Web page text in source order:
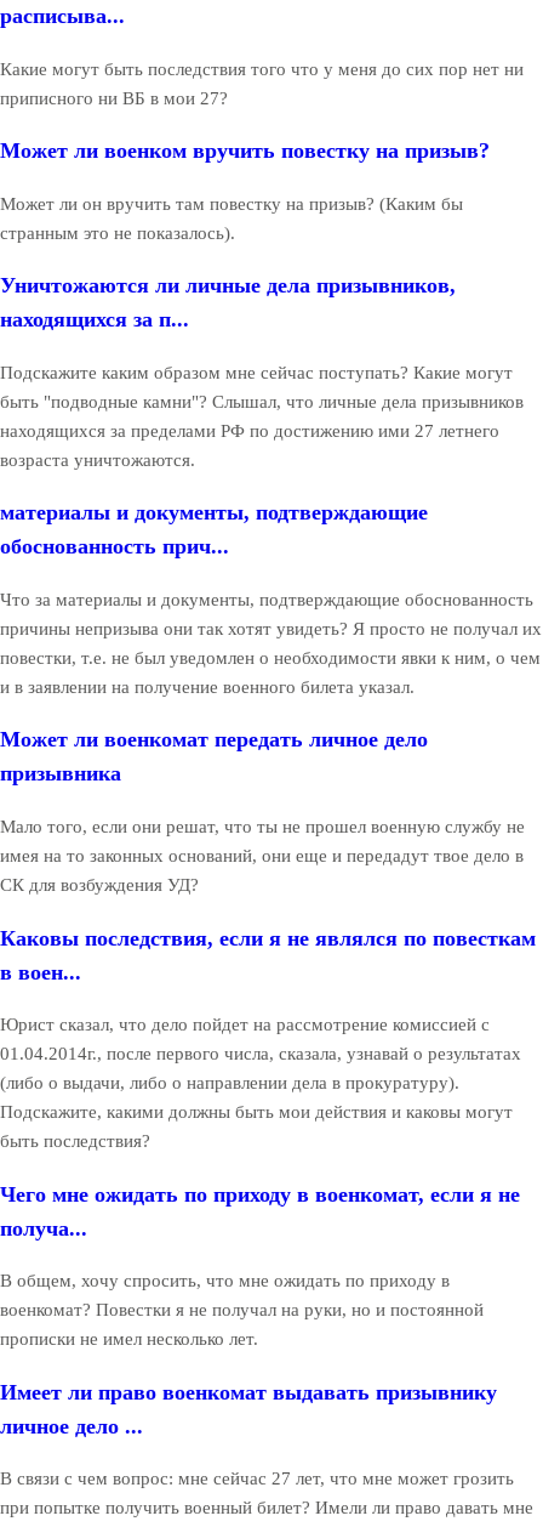
расписыва...
Какие могут быть последствия того что у меня до сих пор нет ни
приписного ни ВБ в мои 27?
Может ли военком вручить повестку на призыв?
Может ли он вручить там повестку на призыв? (Каким бы
странным это не показалось).
Уничтожаются ли личные дела призывников,
находящихся за п...
Подскажите каким образом мне сейчас поступать? Какие могут
быть "подводные камни"? Слышал, что личные дела призывников
находящихся за пределами РФ по достижению ими 27 летнего
возраста уничтожаются.
материалы и документы, подтверждающие
обоснованность прич...
Что за материалы и документы, подтверждающие обоснованность
причины непризыва они так хотят увидеть? Я просто не получал их
повестки, т.е. не был уведомлен о необходимости явки к ним, о чем
и в заявлении на получение военного билета указал.
Может ли военкомат передать личное дело
призывника
Мало того, если они решат, что ты не прошел военную службу не
имея на то законных оснований, они еще и передадут твое дело в
СК для возбуждения УД?
Каковы последствия, если я не являлся по повесткам
в воен...
Юрист сказал, что дело пойдет на рассмотрение комиссией с
01.04.2014г., после первого числа, сказала, узнавай о результатах
(либо о выдачи, либо о направлении дела в прокуратуру).
Подскажите, какими должны быть мои действия и каковы могут
быть последствия?
Чего мне ожидать по приходу в военкомат, если я не
получа...
В общем, хочу спросить, что мне ожидать по приходу в
военкомат? Повестки я не получал на руки, но и постоянной
прописки не имел несколько лет.
Имеет ли право военкомат выдавать призывнику
личное дело ...
В связи с чем вопрос: мне сейчас 27 лет, что мне может грозить
при попытке получить военный билет? Имели ли право давать мне